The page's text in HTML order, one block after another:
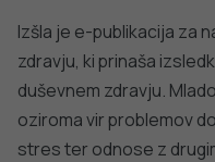
Izšla je e-publikacija za
zdravju, ki prinaša
duševnem zdravju.
oziroma vir problemov
stres ter odnose z